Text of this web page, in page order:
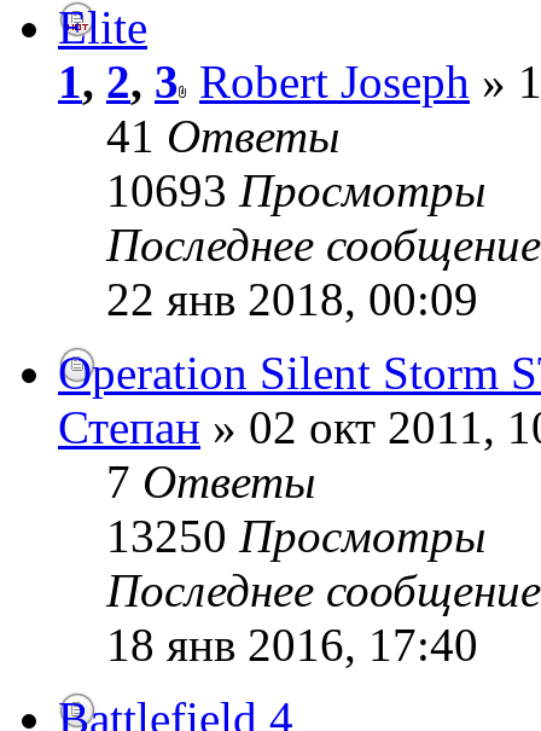
Elite
1, 2, 3 Robert Joseph »
41 Ответы
10693 Просмотры
Последнее
22 янв 2018, 00:09
Operation Silent Storm
Степан » 02 окт 2011,
7 Ответы
13250 Просмотры
Последнее
18 янв 2016, 17:40
Battlefield 4